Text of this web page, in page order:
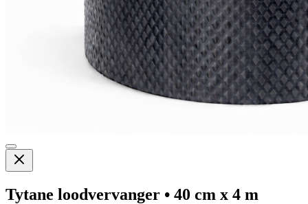
Tytane loodvervanger • 40 cm x 4 m